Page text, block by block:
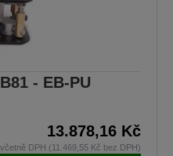
- EB-PU
13.878,16 Kč
včetně DPH (11.469,55 Kč bez DPH)